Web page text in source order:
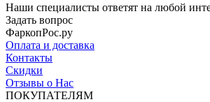
Наши специалисты ответят на любой
Задать вопрос
ФаркопРос.ру
Оплата и доставка
Контакты
Скидки
Отзывы о Нас
ПОКУПАТЕЛЯМ